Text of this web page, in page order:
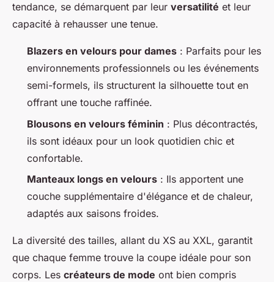
tendance, se démarquent par leur versatilité et leur
capacité à rehausser une tenue.
Blazers en velours pour dames : Parfaits pour les
environnements professionnels ou les événements
semi-formels, ils structurent la silhouette tout en
offrant une touche raffinée.
Blousons en velours féminin : Plus décontractés,
ils sont idéaux pour un look quotidien chic et
confortable.
Manteaux longs en velours : Ils apportent une
couche supplémentaire d'élégance et de chaleur,
adaptés aux saisons froides.
La diversité des tailles, allant du XS au XXL, garantit
que chaque femme trouve la coupe idéale pour son
corps. Les créateurs de mode ont bien compris